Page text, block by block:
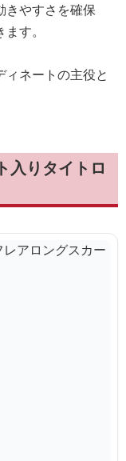
きやすさを確保
す。
ネートの主役と
入りタイトロ